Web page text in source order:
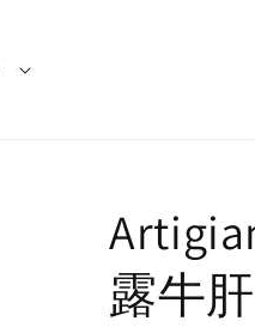
露牛